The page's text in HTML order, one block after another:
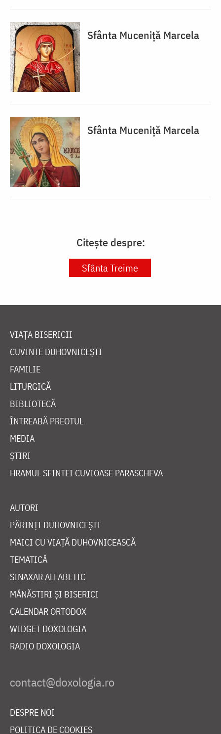
Sfânta Muceniță Marcela
Sfânta Muceniță Marcela
Citește despre:
Sfânta Treime
VIAȚA BISERICII
CUVINTE DUHOVNICEȘTI
FAMILIE
LITURGICĂ
BIBLIOTECĂ
ÎNTREABĂ PREOTUL
MEDIA
ȘTIRI
HRAMUL SFINTEI CUVIOASE PARASCHEVA
AUTORI
PĂRINȚI DUHOVNICEȘTI
MAICI CU VIAȚĂ DUHOVNICEASCĂ
TEMATICĂ
SINAXAR ALFABETIC
MĂNĂSTIRI ȘI BISERICI
CALENDAR ORTODOX
WIDGET DOXOLOGIA
RADIO DOXOLOGIA
DESPRE NOI
POLITICA DE COOKIES